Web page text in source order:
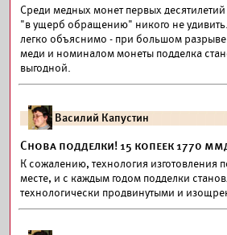
Среди медных монет первых
"в ущерб обращению" никого не
легко объяснимо - при большом
меди и номиналом монеты подделка
выгодной.
Василий Капустин
Снова подделки! 15 копеек 1770
К сожалению, технология изготовления
месте, и с каждым годом подделки
технологически продвинутыми и